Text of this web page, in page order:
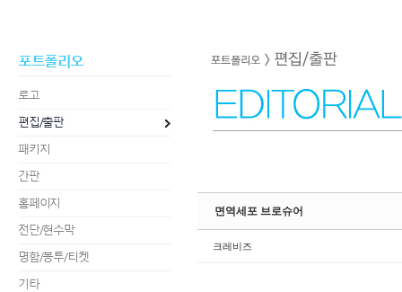
포트폴리오
로고
편집/출판
패키지
간판
홈페이지
전단/현수막
명함/봉투/티켓
기타
면역세포 브로슈어
크레비즈
Sketchbook5, 스케치북5